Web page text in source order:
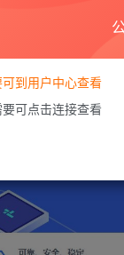
到用户中心查看
可点击连接查看